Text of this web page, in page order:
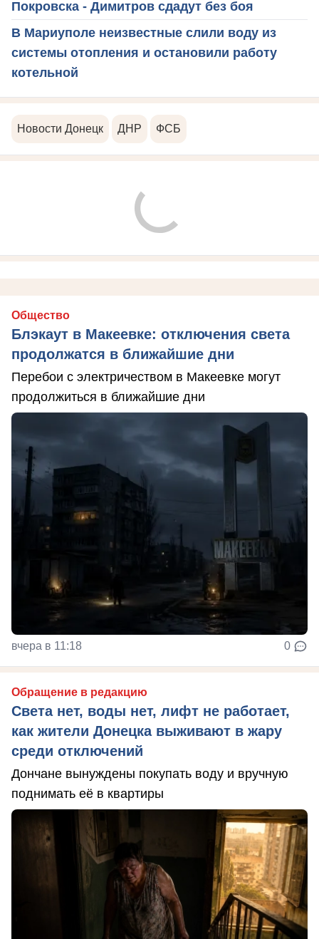
Покровска - Димитров сдадут без боя
В Мариуполе неизвестные слили воду из
системы отопления и остановили работу
котельной
Новости Донецк ДНР ФСБ
Общество
Блэкаут в Макеевке: отключения света
продолжатся в ближайшие дни
Перебои с электричеством в Макеевке могут
продолжиться в ближайшие дни
вчера в 11:18 0
Обращение в редакцию
Света нет, воды нет, лифт не работает,
как жители Донецка выживают в жару
среди отключений
Дончане вынуждены покупать воду и вручную
поднимать её в квартиры